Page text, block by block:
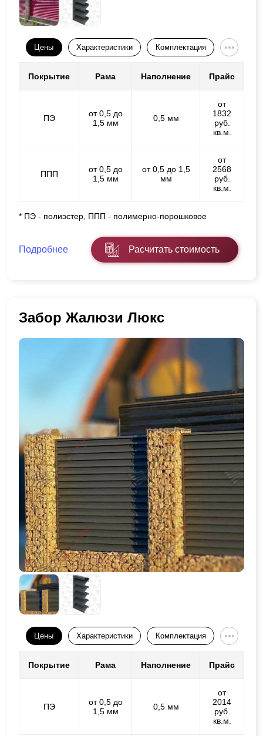
Цены Характеристики Комплектация
Покрытие Рама Наполнение Прайс
ПЭ
от 0,5 до
1,5 мм
0,5 мм
от
1832
руб.
кв.м.
ППП
от 0,5 до
1,5 мм
от 0,5 до 1,5
мм
от
2568
руб.
кв.м.
* ПЭ - полиэстер, ППП - полимерно-порошковое
Подробнее Расчитать стоимость
Забор Жалюзи Люкс
Цены Характеристики Комплектация
Покрытие Рама Наполнение Прайс
ПЭ
от 0,5 до
1,5 мм
0,5 мм
от
2014
руб.
кв.м.